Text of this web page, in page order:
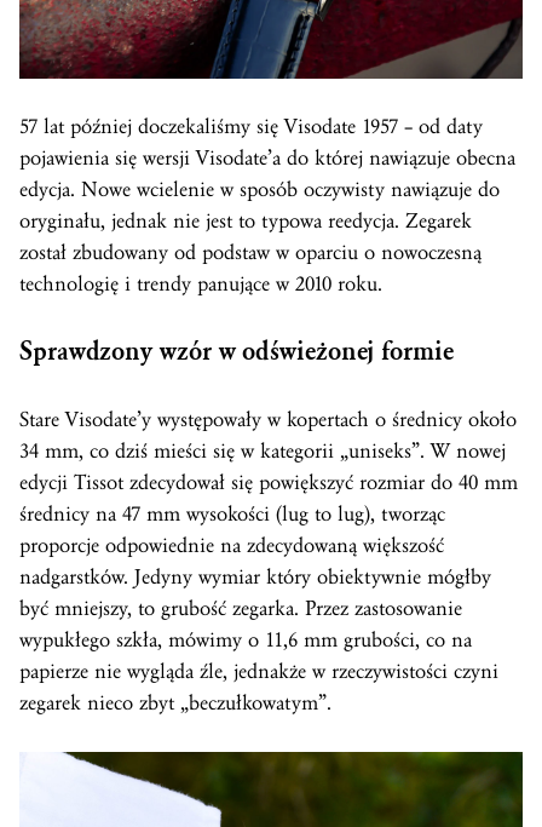
57 lat później doczekaliśmy się Visodate 1957 – od daty
pojawienia się wersji Visodate’a do której nawiązuje obecna
edycja. Nowe wcielenie w sposób oczywisty nawiązuje do
oryginału, jednak nie jest to typowa reedycja. Zegarek
został zbudowany od podstaw w oparciu o nowoczesną
technologię i trendy panujące w 2010 roku.
Sprawdzony wzór w odświeżonej formie
Stare Visodate’y występowały w kopertach o średnicy około
34 mm, co dziś mieści się w kategorii „uniseks”. W nowej
edycji Tissot zdecydował się powiększyć rozmiar do 40 mm
średnicy na 47 mm wysokości (lug to lug), tworząc
proporcje odpowiednie na zdecydowaną większość
nadgarstków. Jedyny wymiar który obiektywnie mógłby
być mniejszy, to grubość zegarka. Przez zastosowanie
wypukłego szkła, mówimy o 11,6 mm grubości, co na
papierze nie wygląda źle, jednakże w rzeczywistości czyni
zegarek nieco zbyt „beczułkowatym”.